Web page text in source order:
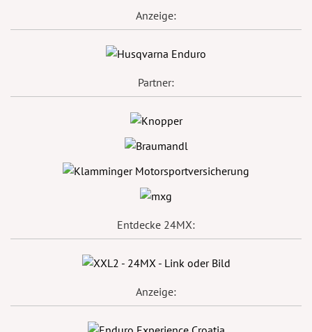
Anzeige:
Partner:
Entdecke 24MX:
Anzeige: